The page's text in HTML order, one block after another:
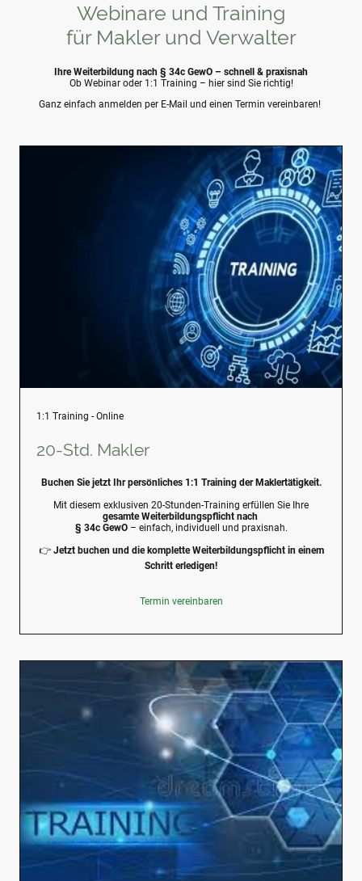
Webinare und Training
für Makler und Verwalter
Ihre Weiterbildung nach § 34c GewO – schnell & praxisnah
Ob Webinar oder 1:1 Training – hier sind Sie richtig!
Ganz einfach anmelden per E-Mail und einen Termin vereinbaren!
1:1 Training - Online
20-Std. Makler
Buchen Sie jetzt Ihr persönliches 1:1 Training der Maklertätigkeit.
Mit diesem exklusiven 20-Stunden-Training erfüllen Sie Ihre
gesamte Weiterbildungspflicht nach
§ 34c GewO– einfach, individuell und praxisnah.
👉 Jetzt buchen und die komplette Weiterbildungspflicht in einem
Schritt erledigen!
Termin vereinbaren